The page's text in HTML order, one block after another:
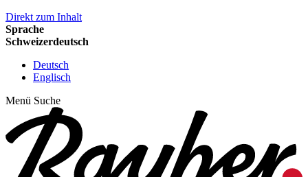
Direkt zum Inhalt
Sprache
Schweizerdeutsch
Deutsch
Englisch
Menü Suche